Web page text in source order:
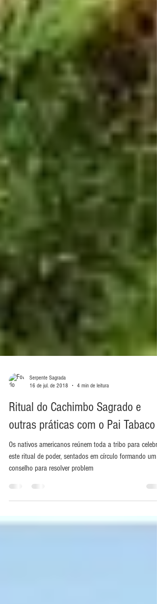
Serpente Sagrada
16 de jul. de 2018
4 min de leitura
Ritual do Cachimbo Sagrado e
outras práticas com o Pai Tabaco
este ritual de poder, sentados em círculo formando um
conselho para resolver problem